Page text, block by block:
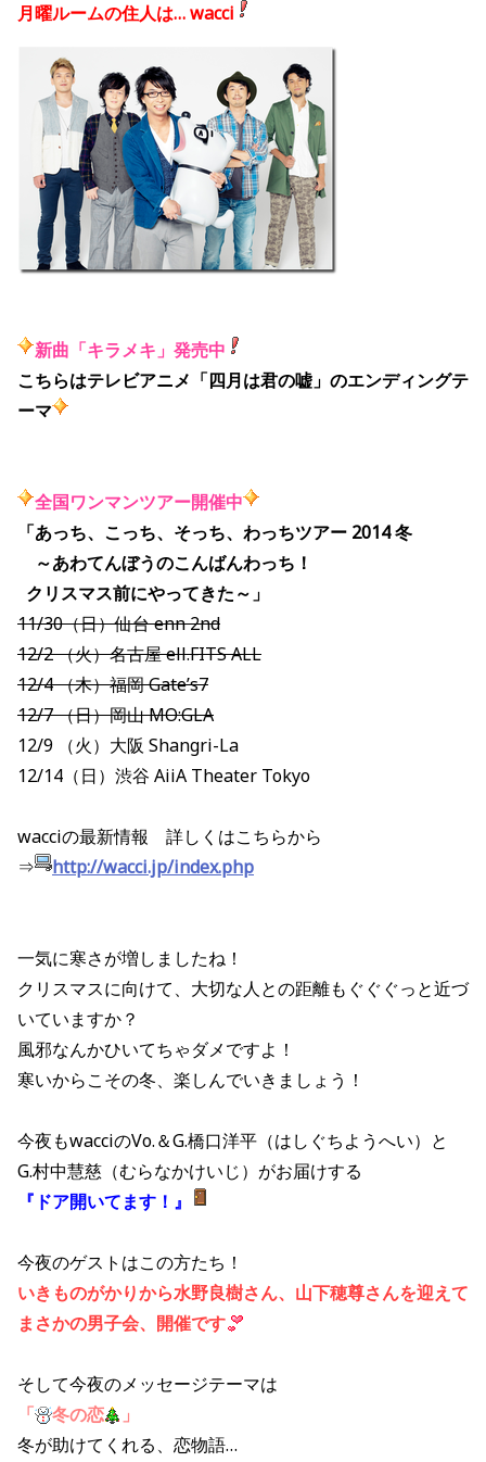
月曜ルームの住人は… wacci
新曲「キラメキ」発売中
こちらはテレビアニメ「四月は君の嘘」のエンディングテ
ーマ
全国ワンマンツアー開催中
「あっち、こっち、そっち、わっちツアー 2014 冬
～あわてんぼうのこんばんわっち！
クリスマス前にやってきた～」
11/30（日）仙台 enn 2nd
12/2 （火）名古屋 ell.FITS ALL
12/4 （木）福岡 Gate’s7
12/7 （日）岡山 MO:GLA
12/9 （火）大阪 Shangri-La
12/14（日）渋谷 AiiA Theater Tokyo
wacciの最新情報 詳しくはこちらから
⇒
http://wacci.jp/index.php
一気に寒さが増しましたね！
クリスマスに向けて、大切な人との距離もぐぐぐっと近づ
いていますか？
風邪なんかひいてちゃダメですよ！
寒いからこその冬、楽しんでいきましょう！
今夜もwacciのVo.＆G.橋口洋平（はしぐちようへい）と
G.村中慧慈（むらなかけいじ）がお届けする
『ドア開いてます！』
今夜のゲストはこの方たち！
いきものがかりから水野良樹さん、山下穂尊さんを迎えて
まさかの男子会、開催です
そして今夜のメッセージテーマは
「
冬の恋
」
冬が助けてくれる、恋物語…